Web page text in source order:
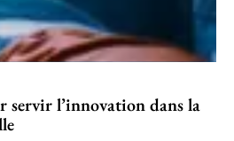
servir l’innovation dans la